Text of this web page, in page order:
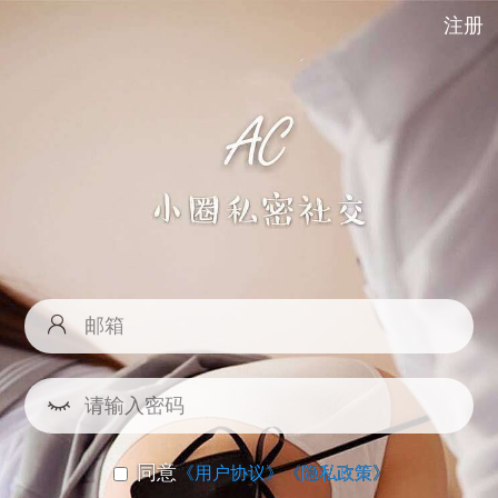
注册
同意《用户协议》《隐私政策》